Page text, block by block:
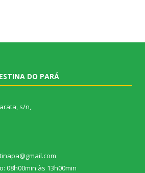
DO PARÁ
s/n,
08h00min às 13h00min